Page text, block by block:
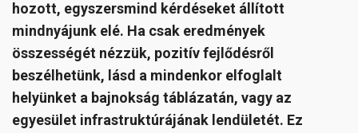
hozott, egyszersmind kérdéseket állított
mindnyájunk elé. Ha csak eredmények
összességét nézzük, pozitív fejlődésről
beszélhetünk, lásd a mindenkor elfoglalt
helyünket a bajnokság táblázatán, vagy az
egyesület infrastruktúrájának lendületét. Ez